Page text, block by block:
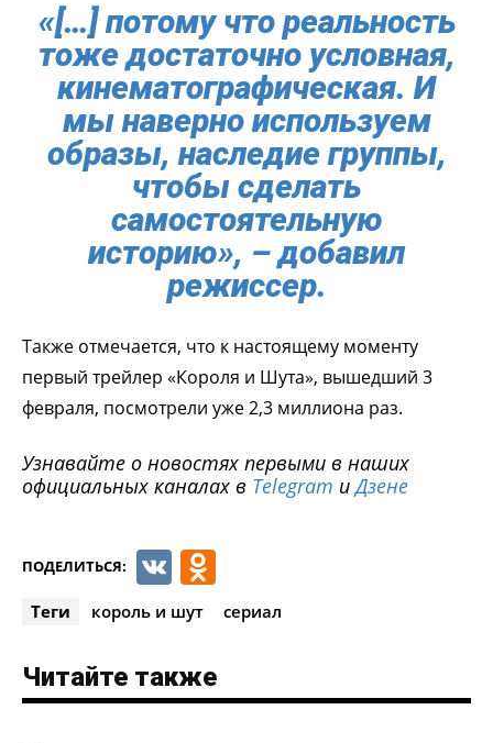
«[…] потому что реальность
тоже достаточно условная,
кинематографическая. И
мы наверно используем
образы, наследие группы,
чтобы сделать
самостоятельную
историю», – добавил
режиссер.
Также отмечается, что к настоящему моменту
первый трейлер «Короля и Шута», вышедший 3
февраля, посмотрели уже 2,3 миллиона раз.
Узнавайте о новостях первыми в наших
официальных каналах в Telegram иДзене
ПОДЕЛИТЬСЯ: VK
Теги король и шут сериал
Читайте также